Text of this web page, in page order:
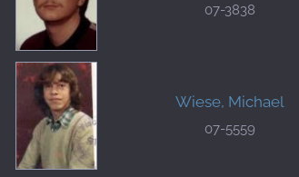
07-3838
Wiese, Michael
07-5559